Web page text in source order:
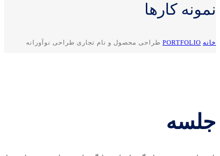
نمونه کارها
خانه PORTFOLIO طراحی محصول و نام تجاری طراحی نوآورانه
جلسه